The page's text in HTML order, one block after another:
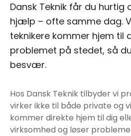
Dansk Teknik får du hurtig
hjælp – ofte samme dag.
teknikere kommer hjem til
problemet på stedet, så
besvær.
Hos Dansk Teknik tilbyder vi
virker ikke til både private og
kommer direkte hjem til dig
virksomhed og løser